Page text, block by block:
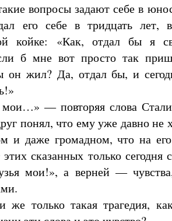
вопросы задают себе в
его себе в тридцать лет,
койке: «Как, отдал бы я
б мне вот просто так
он жил? Да, отдал бы, и
— повторяя слова
понял, что ему уже давно не
и даже громадном, что на
сказанных только сегодня
мои!», а верней —
только такая трагедия,